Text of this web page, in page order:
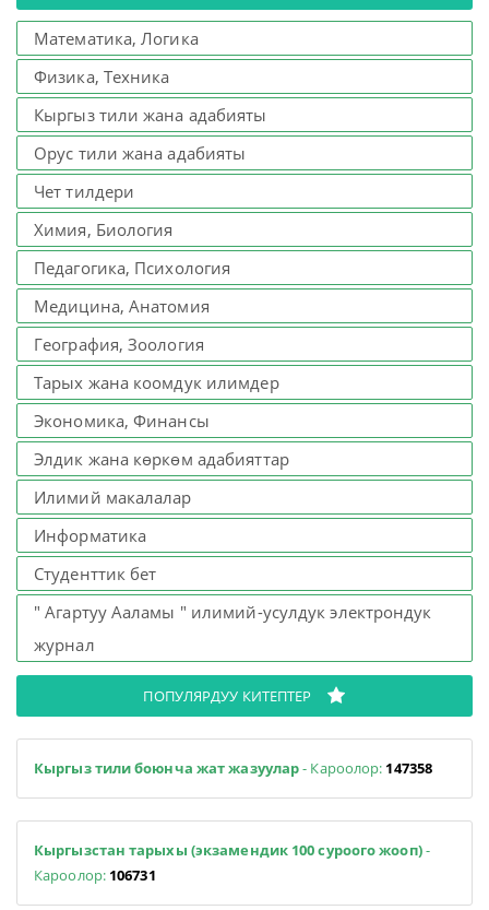
Математика, Логика
Физика, Техника
Кыргыз тили жана адабияты
Орус тили жана адабияты
Чет тилдери
Химия, Биология
Педагогика, Психология
Медицина, Анатомия
География, Зоология
Тарых жана коомдук илимдер
Экономика, Финансы
Элдик жана көркөм адабияттар
Илимий макалалар
Информатика
Студенттик бет
" Агартуу Ааламы " илимий-усулдук электрондук
журнал
ПОПУЛЯРДУУ КИТЕПТЕР
Кыргыз тили боюнча жат жазуулар- Кароолор: 147358
Кыргызстан тарыхы (экзамендик 100 суроого жооп)-
Кароолор: 106731